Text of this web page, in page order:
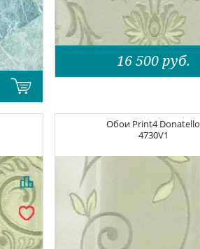
16 500руб.
Обои Print4 Donatello
4730V1